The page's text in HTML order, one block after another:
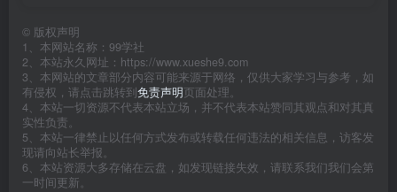
© 版权声明
1、本网站名称：99学社
2、本站永久网址：https://www.xueshe9.com
3、本网站的文章部分内容可能来源于网络，仅供大家学习与参考，如
有侵权，请点击跳转到免责声明页面处理。
4、本站一切资源不代表本站立场，并不代表本站赞同其观点和对其真
实性负责。
5、本站一律禁止以任何方式发布或转载任何违法的相关信息，访客发
现请向站长举报。
6、本站资源大多存储在云盘，如发现链接失效，请联系我们我们会第
一时间更新。